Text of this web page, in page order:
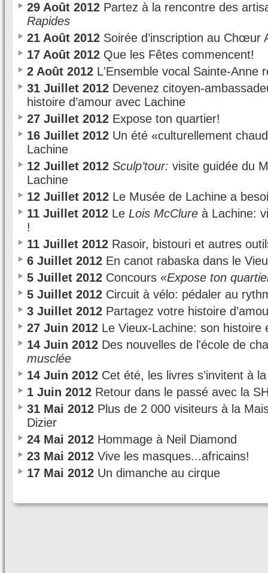
29 Août 2012 Partez à la rencontre des
Rapides
21 Août 2012 Soirée d’inscription au Chœur
17 Août 2012 Que les Fêtes commencent!
2 Août 2012 L'Ensemble vocal Sainte-Anne
31 Juillet 2012 Devenez citoyen-
histoire d’amour avec Lachine
27 Juillet 2012 Expose ton quartier!
16 Juillet 2012 Un été «culturellement
Lachine
12 Juillet 2012 Sculp’tour: visite guidée du
Lachine
12 Juillet 2012 Le Musée de Lachine a
11 Juillet 2012 Le Lois McClure à Lachine:
!
11 Juillet 2012 Rasoir, bistouri et autres
6 Juillet 2012 En canot rabaska dans le
5 Juillet 2012 Concours «Expose ton
5 Juillet 2012 Circuit à vélo: pédaler au
3 Juillet 2012 Partagez votre histoire
27 Juin 2012 Le Vieux-Lachine: son histoire
14 Juin 2012 Des nouvelles de l'école de
musclée
14 Juin 2012 Cet été, les livres s’invitent à
1 Juin 2012 Retour dans le passé avec la
31 Mai 2012 Plus de 2 000 visiteurs à la
Dizier
24 Mai 2012 Hommage à Neil Diamond
23 Mai 2012 Vive les masques...africains!
17 Mai 2012 Un dimanche au cirque